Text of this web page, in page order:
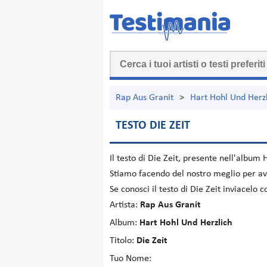
Rap Aus Granit > Hart Hohl Und
TESTO DIE ZEIT
Il testo di Die Zeit, presente nell'album
Stiamo facendo del nostro meglio per
Se conosci il testo di Die Zeit inviacelo
Artista: Rap Aus Granit
Album: Hart Hohl Und Herzlich
Titolo: Die Zeit
Tuo Nome: